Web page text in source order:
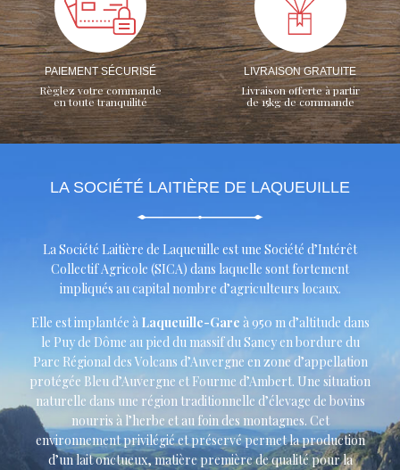
PAIEMENT SÉCURISÉ
Règlez votre commande
en toute tranquilité
LIVRAISON GRATUITE
Livraison offerte à partir
de 15kg de commande
LA SOCIÉTÉ LAITIÈRE DE LAQUEUILLE
La Société Laitière de Laqueuille est une Société d’Intérêt
Collectif Agricole (SICA) dans laquelle sont fortement
impliqués au capital nombre d’agriculteurs locaux.
Elle est implantée à Laqueuille-Gare à 950 m d’altitude dans
le Puy de Dôme au pied du massif du Sancy en bordure du
Parc Régional des Volcans d’Auvergne en zone d’appellation
protégée Bleu d’Auvergne et Fourme d’Ambert. Une situation
naturelle dans une région traditionnelle d’élevage de bovins
nourris à l’herbe et au foin des montagnes. Cet
environnement privilégié et préservé permet la production
d’un lait onctueux, matière première de qualité pour la